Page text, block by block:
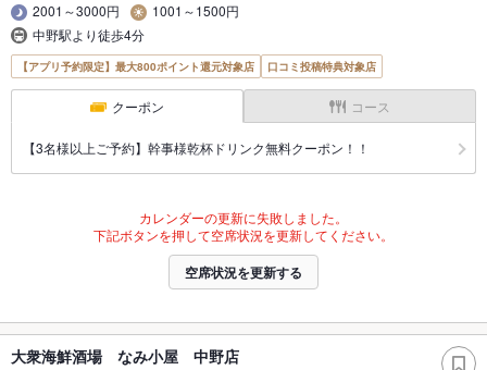
2001～3000円
1001～1500円
中野駅より徒歩4分
【アプリ予約限定】最大800ポイント還元対象店 口コミ投稿特典対象店
クーポン コース
【3名様以上ご予約】幹事様乾杯ドリンク無料クーポン！！
カレンダーの更新に失敗しました。
下記ボタンを押して空席状況を更新してください。
空席状況を更新する
大衆海鮮酒場 なみ小屋 中野店